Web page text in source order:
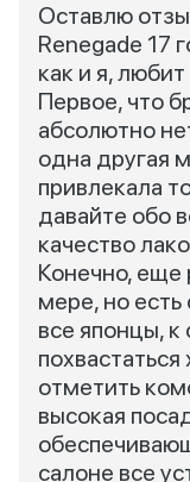
Оставлю
Renegade 17
как и я,
Первое, что
абсолютно
одна другая
привлекала
давайте обо
качество
Конечно, еще
мере, но
все японцы,
отметить
высокая
салоне все